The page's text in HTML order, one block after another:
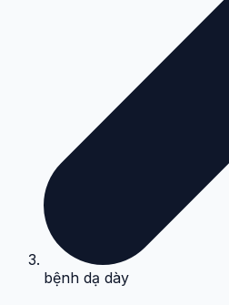
bệnh dạ dày